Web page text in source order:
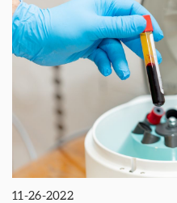
11-26-2022